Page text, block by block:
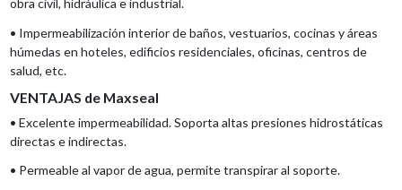
obra civil, hidráulica e industrial.
• Impermeabilización interior de baños, vestuarios, cocinas y áreas
húmedas en hoteles, edificios residenciales, oficinas, centros de
salud, etc.
VENTAJAS de Maxseal
• Excelente impermeabilidad. Soporta altas presiones hidrostáticas
directas e indirectas.
• Permeable al vapor de agua, permite transpirar al soporte.